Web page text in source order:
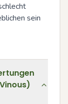
sein